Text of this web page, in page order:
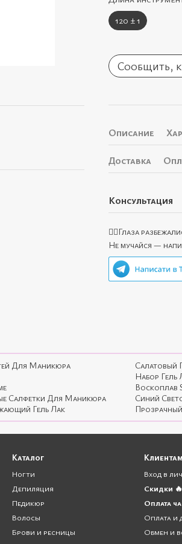
120 ± 1
Сообщить,
Описание
Доставка
Консультация
🙋‍♀️Глаза
Не мучайся —
Для Маникюра Салатовый
Набор
Воскоплав
Салфетки Для Маникюра
Синий
Гель Лак
Каталог
Ногти
Депиляция
Педикюр
Волосы
Брови и ресницы
Клиентам
Вход в
Скидки 🔥
Оплата
Оплата и
Обмен и